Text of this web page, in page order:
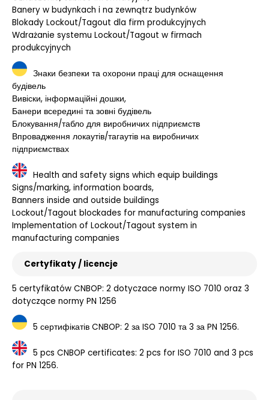
Banery w budynkach i na zewnątrz budynków
Blokady Lockout/Tagout dla firm produkcyjnych
Wdrażanie systemu Lockout/Tagout w firmach
produkcyjnych
Знаки безпеки та охорони праці для оснащення
будівель
Вивіски, інформаційні дошки,
Банери всередині та зовні будівель
Блокування/табло для виробничих підприємств
Впровадження локаутів/тагаутів на виробничих
підприємствах
Health and safety signs which equip buildings
Signs/marking, information boards,
Banners inside and outside buildings
Lockout/Tagout blockades for manufacturing companies
Implementation of Lockout/Tagout system in
manufacturing companies
Certyfikaty / licencje
5 certyfikatów CNBOP: 2 dotyczace normy ISO 7010 oraz 3
dotyczące normy PN 1256
5 сертифікатів CNBOP: 2 за ISO 7010 та 3 за PN 1256.
5 pcs CNBOP certificates: 2 pcs for ISO 7010 and 3 pcs
for PN 1256.